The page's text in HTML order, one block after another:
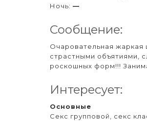
Ночь: —
Сообщение:
Очаровательная жаркая
страстными объятиями,
роскошных форм!!!
Интересует:
Основные
Секс групповой, секс